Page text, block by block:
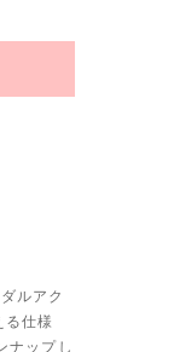
ルアク
仕様
ナップし